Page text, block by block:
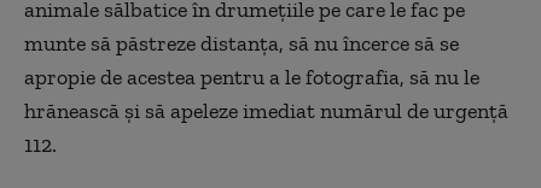
animale sălbatice în drumeţiile pe care le fac pe
munte să păstreze distanţa, să nu încerce să se
apropie de acestea pentru a le fotografia, să nu le
hrănească şi să apeleze imediat numărul de urgenţă
112.